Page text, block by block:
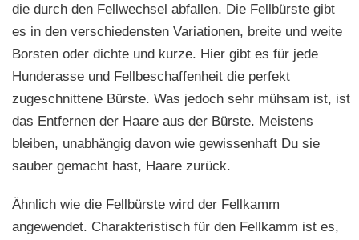
die durch den Fellwechsel abfallen. Die Fellbürste gibt
es in den verschiedensten Variationen, breite und weite
Borsten oder dichte und kurze. Hier gibt es für jede
Hunderasse und Fellbeschaffenheit die perfekt
zugeschnittene Bürste. Was jedoch sehr mühsam ist, ist
das Entfernen der Haare aus der Bürste. Meistens
bleiben, unabhängig davon wie gewissenhaft Du sie
sauber gemacht hast, Haare zurück.
Ähnlich wie die Fellbürste wird der Fellkamm
angewendet. Charakteristisch für den Fellkamm ist es,